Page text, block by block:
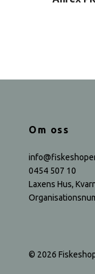
Om oss
0454 507 10
Laxens Hus,
© 2026